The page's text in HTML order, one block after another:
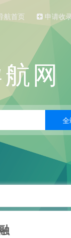
航首页 申请收
网